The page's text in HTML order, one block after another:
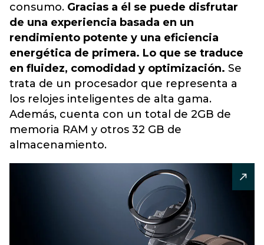
consumo. Gracias a él se puede disfrutar
de una experiencia basada en un
rendimiento potente y una eficiencia
energética de primera. Lo que se traduce
en fluidez, comodidad y optimización. Se
trata de un procesador que representa a
los relojes inteligentes de alta gama.
Además, cuenta con un total de 2GB de
memoria RAM y otros 32 GB de
almacenamiento.